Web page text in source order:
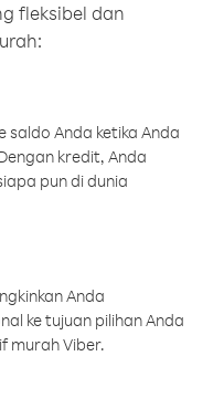
fleksibel dan
saldo Anda ketika Anda
kredit, Anda
pun di dunia
Anda
ke tujuan pilihan Anda
murah Viber.